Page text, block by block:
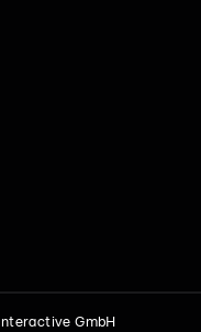
GmbH